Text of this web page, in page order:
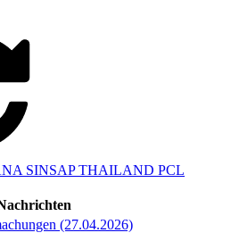
SINSAP THAILAND PCL
(27.04.2026)